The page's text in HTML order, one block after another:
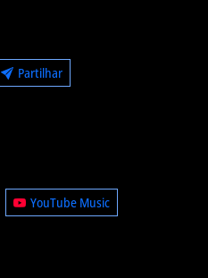
Partilhar
YouTube Music